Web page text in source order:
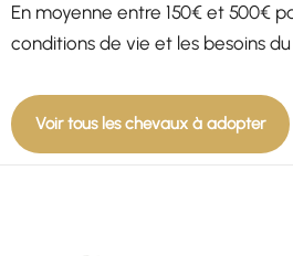
En moyenne entre 150€ et 500€
conditions de vie et les besoins
Voir tous les chevaux à adopter